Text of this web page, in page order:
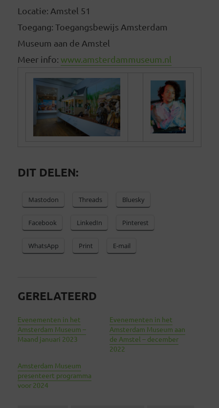
Locatie: Amstel 51
Toegang: Toegangsbewijs Amsterdam
Museum aan de Amstel
Meer info: www.amsterdammuseum.nl
DIT DELEN:
Mastodon Threads Bluesky
Facebook LinkedIn Pinterest
WhatsApp Print E-mail
GERELATEERD
Evenementen in het
Amsterdam Museum –
Maand januari 2023
Evenementen in het
Amsterdam Museum aan
de Amstel – december
2022
Amsterdam Museum
presenteert programma
voor 2024